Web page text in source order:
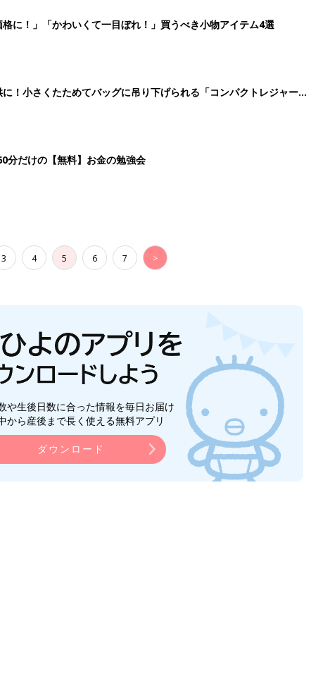
に！」「かわいくて一目ぼれ！」買うべき小物アイテム4選
に！小さくたためてバッグに吊り下げられる「コンパクトレジャーシ
分だけの【無料】お金の勉強会
3 4 5 6 7 >
や生後日数に合った情報を毎日お届け
から産後まで長く使える無料アプリ
ダウンロード